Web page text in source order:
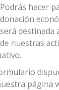
Podrás hacer
donación
será destinada
de nuestras
página